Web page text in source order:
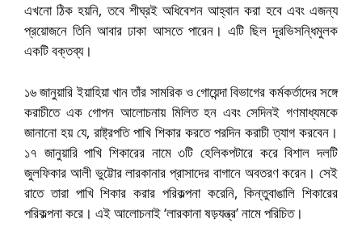
এখনো ঠিক হয়নি, তবে শীঘ্রই অধিবেশন আহ্বান করা হবে এবং এজন্য
প্রয়োজনে তিনি আবার ঢাকা আসতে পারেন। এটি ছিল দূরভিসন্ধিমুলক
একটি বক্তব্য।
১৬ জানুয়ারি ইয়াহিয়া খান তাঁর সামরিক ও গোয়েন্দা বিভাগের কর্মকর্তাদের সঙ্গে
করাচীতে এক গোপন আলোচনায় মিলিত হন এবং সেদিনই গণমাধ্যমকে
জানানো হয় যে, রাষ্ট্রপতি পাখি শিকার করতে পরদিন করাচী ত্যাগ করবেন।
১৭ জানুয়ারি পাখি শিকারের নামে ৩টি হেলিকপটারে করে বিশাল দলটি
জুলফিকার আলী ভুট্টোর লারকানার প্রাসাদের বাগানে অবতরণ করেন। সেই
রাতে তারা পাখি শিকার করার পরিকল্পনা করেনি, কিন্তুবাঙালি শিকারের
পরিকল্পনা করে। এই আলোচনাই ‘লারকানা ষড়যন্ত্র’ নামে পরিচিত।